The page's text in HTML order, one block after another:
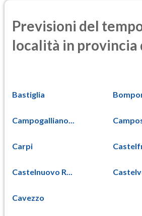
Previsioni del
località in provincia
Bastiglia
Campogalliano...
Carpi
Castelnuovo R...
Cavezzo